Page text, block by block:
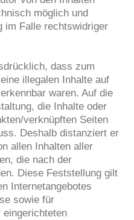
möglich und
im Falle rechtswidriger
dass zum
illegalen Inhalte auf
waren. Auf die
die Inhalte oder
verknüpften Seiten
Deshalb distanziert er
allen Inhalten aller
die nach der
Diese Feststellung gilt
Internetangebotes
sowie für
eingerichteten